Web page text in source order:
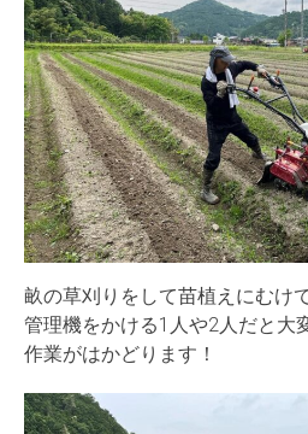
畝の草刈りをして苗植えにむけ
管理機をかける1人や2人だと大
作業がはかどります！